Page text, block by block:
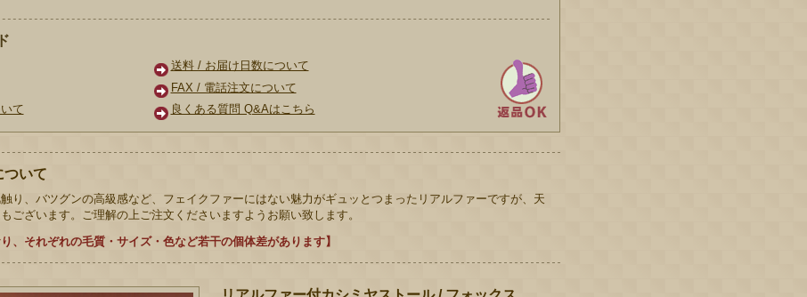
て
送料 / お届け日数について
FAX / 電話注文について
良くある質問 Q&Aはこちら
ついて
り、バツグンの高級感など、フェイクファーにはない魅力がギュッとつまったリアルファーですが、天
ございます。ご理解の上ご注文くださいますようお願い致します。
、それぞれの毛質・サイズ・色など若干の個体差があります】